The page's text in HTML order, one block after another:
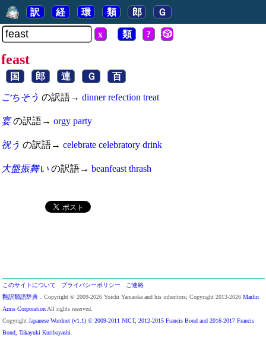
訳 経 環 類 郎 Ｇ
x 類 ? 🎲
feast
国 郎 連 Ｇ 百
ごちそう の訳語→ dinner refection treat
宴の訳語→ orgy party
祝う の訳語→ celebrate celebratory drink
大盤振舞い の訳語→ beanfeast thrash
このサイトについて プライバシーポリシー
ご連絡
翻訳類語辞典 ．Copyright © 2009-2026 Yoichi Yamaoka and his inheritors; Copyright 2013-2026 Marlin
Arms Corporation All rights reserved.
Copyright Japanese Wordnet (v1.1) © 2009-2011 NICT, 2012-2015 Francis Bond and 2016-2017 Francis
Bond, Takayuki Kuribayashi